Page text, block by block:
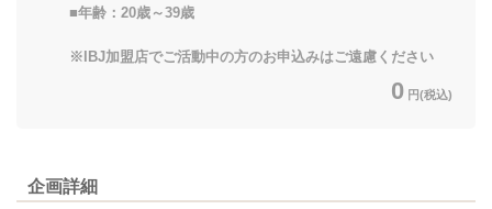
■年齢：20歳～39歳
※IBJ加盟店でご活動中の方のお申込みはご遠慮ください
0 円(税込)
企画詳細